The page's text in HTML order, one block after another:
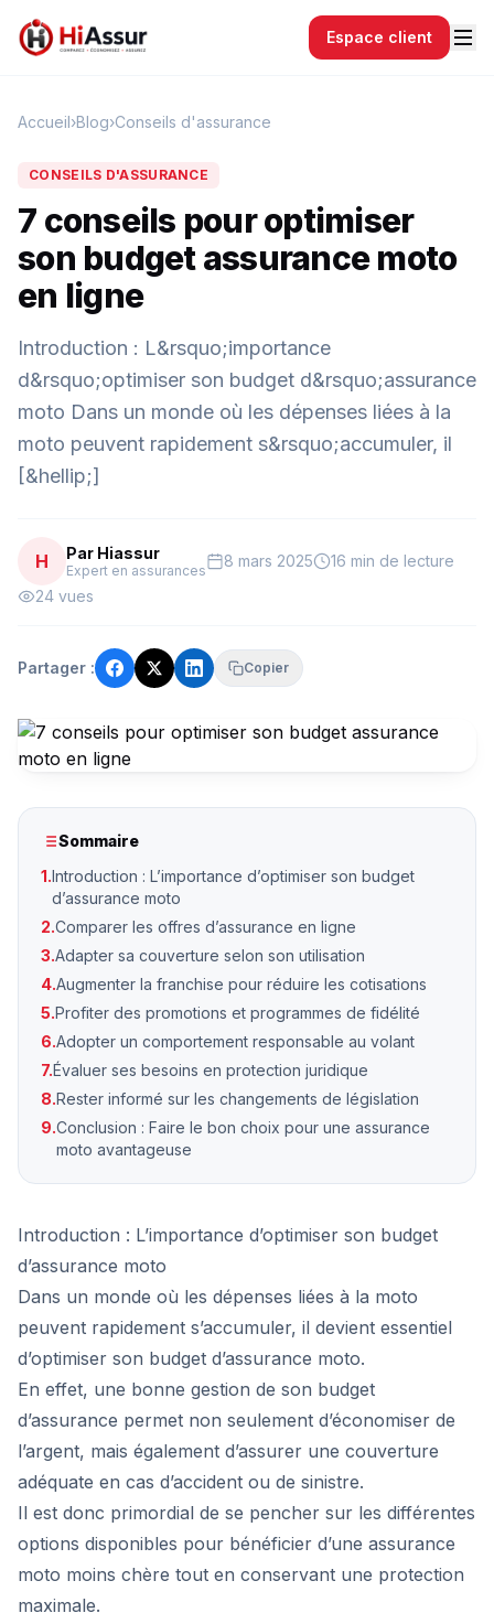
Espace client
Accueil›Blog›Conseils d'assurance
CONSEILS D'ASSURANCE
7 conseils pour optimiser
son budget assurance moto
en ligne
Introduction : L&rsquo;importance
d&rsquo;optimiser son budget d&rsquo;assurance
moto Dans un monde où les dépenses liées à la
moto peuvent rapidement s&rsquo;accumuler, il
[&hellip;]
H Par Hiassur
Expert en assurances 8 mars 2025
16 min de lecture
24 vues
Partager : Copier
Sommaire
1.Introduction : L’importance d’optimiser son budget
d’assurance moto
2.Comparer les offres d’assurance en ligne
3.Adapter sa couverture selon son utilisation
4.Augmenter la franchise pour réduire les cotisations
5.Profiter des promotions et programmes de fidélité
6.Adopter un comportement responsable au volant
7.Évaluer ses besoins en protection juridique
8.Rester informé sur les changements de législation
9.Conclusion : Faire le bon choix pour une assurance
moto avantageuse
Introduction : L’importance d’optimiser son budget
d’assurance moto
Dans un monde où les dépenses liées à la moto
peuvent rapidement s’accumuler, il devient essentiel
d’optimiser son budget d’assurance moto.
En effet, une bonne gestion de son budget
d’assurance permet non seulement d’économiser de
l’argent, mais également d’assurer une couverture
adéquate en cas d’accident ou de sinistre.
Il est donc primordial de se pencher sur les différentes
options disponibles pour bénéficier d’une assurance
moto moins chère tout en conservant une protection
maximale.